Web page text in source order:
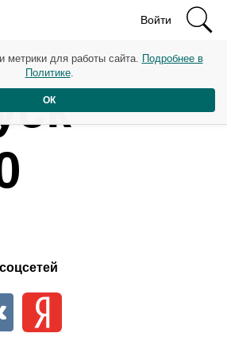
Войти
метрики для работы сайта. Подробнее в
Политике.
ОК